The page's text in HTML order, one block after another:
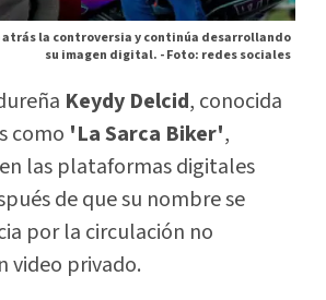
atrás la controversia y continúa desarrollando
su imagen digital. -Foto: redes sociales
Keydy Delcid, conocida
como 'La Sarca Biker',
las plataformas digitales
de que su nombre se
por la circulación no
video privado.